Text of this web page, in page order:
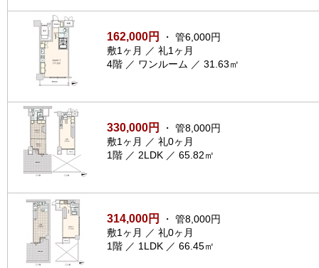
162,000円
・ 管6,000円
敷1ヶ月 ／ 礼1ヶ月
4階 ／ ワンルーム ／ 31.63㎡
330,000円
・ 管8,000円
敷1ヶ月 ／ 礼0ヶ月
1階 ／ 2LDK ／ 65.82㎡
314,000円
・ 管8,000円
敷1ヶ月 ／ 礼0ヶ月
1階 ／ 1LDK ／ 66.45㎡